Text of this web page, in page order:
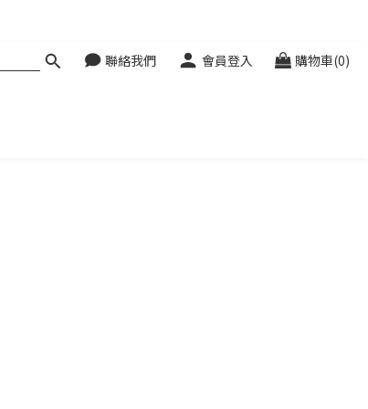
聯絡我們 會員登入 購物車(0)